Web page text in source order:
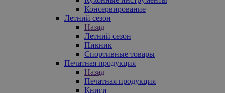
Консервирование
Летний сезон
Назад
Летний сезон
Пикник
Спортивные товары
Печатная продукция
Назад
Печатная продукция
Книги